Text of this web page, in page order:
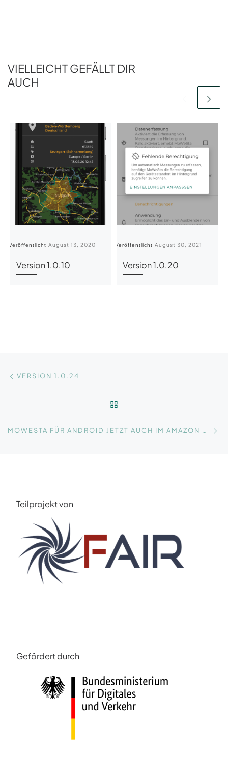
VIELLEICHT GEFÄLLT DIR
AUCH
Veröffentlicht August 13, 2020
Version 1.0.10
Veröffentlicht August 30, 2021
Version 1.0.20
Beitragsnavigation
VERSION 1.0.24
MOWESTA FÜR ANDROID JETZT AUCH IM AMAZON APPSTORE ERHÄLTLICH
Teilprojekt von
Gefördert durch